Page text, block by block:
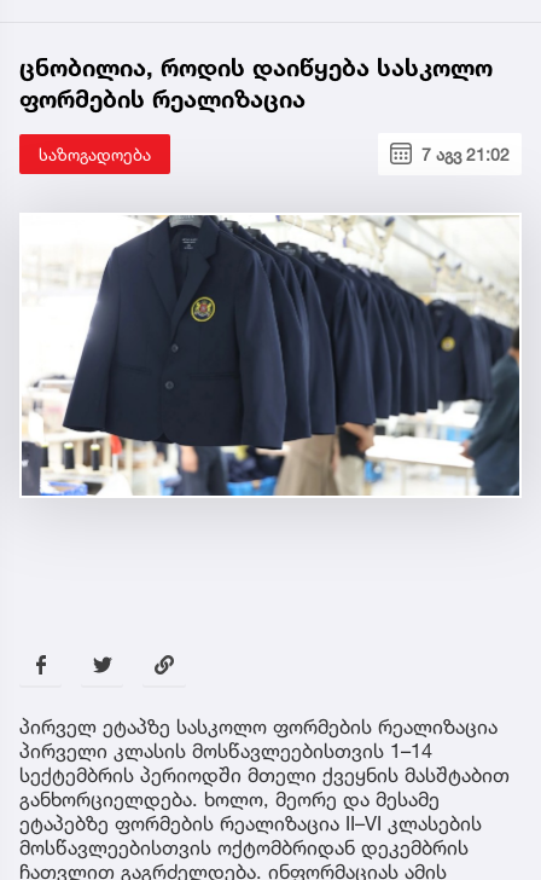
ცნობილია, როდის დაიწყება სასკოლო
ფორმების რეალიზაცია
საზოგადოება 7 აგვ 21:02
პირველ ეტაპზე სასკოლო ფორმების რეალიზაცია
პირველი კლასის მოსწავლეებისთვის 1–14
სექტემბრის პერიოდში მთელი ქვეყნის მასშტაბით
განხორციელდება. ხოლო, მეორე და მესამე
ეტაპებზე ფორმების რეალიზაცია II–VI კლასების
მოსწავლეებისთვის ოქტომბრიდან დეკემბრის
ჩათვლით გაგრძელდება. ინფორმაციას ამის